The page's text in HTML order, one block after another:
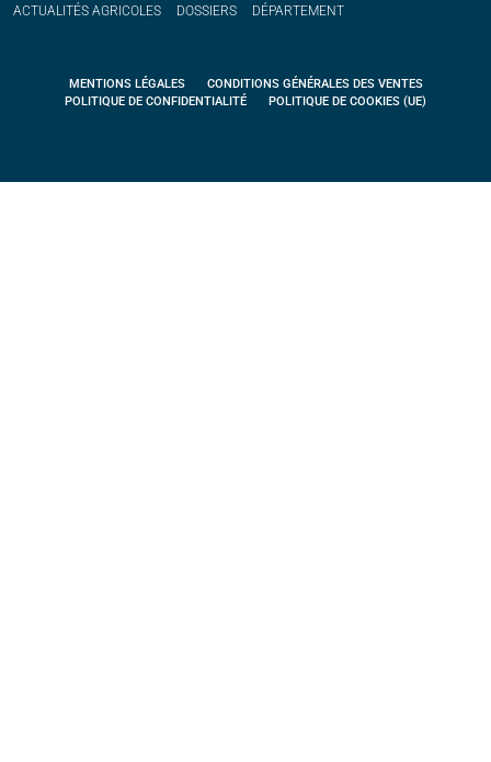
ACTUALITÉS AGRICOLES DOSSIERS DÉPARTEMENT
MENTIONS LÉGALES
CONDITIONS GÉNÉRALES DES VENTES
POLITIQUE DE CONFIDENTIALITÉ
POLITIQUE DE COOKIES (UE)